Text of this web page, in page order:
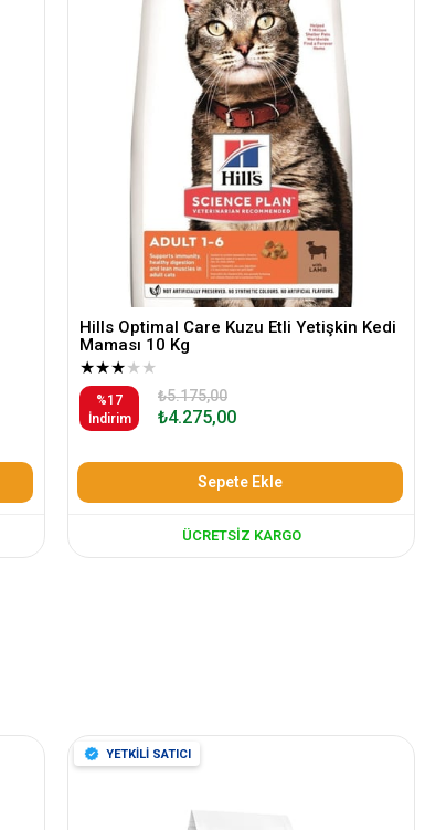
Hills Optimal Care Kuzu Etli Yetişkin Kedi
Maması 10 Kg
★★★★★
%17
İndirim
₺4.275,00
₺5.175,00
Sepete Ekle
ÜCRETSIZ KARGO
YETKİLİ SATICI